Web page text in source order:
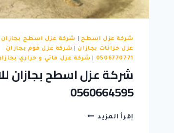
شركة عزل اسطح شركة عزل اسطح بجازان
عزل خزانات بجازان
شركة عزل فوم بجازان
0506770771
شركة عزل مائي و حراري
شركة عزل اسطح بجازان
0560664595
إقرأ المزيد شركة